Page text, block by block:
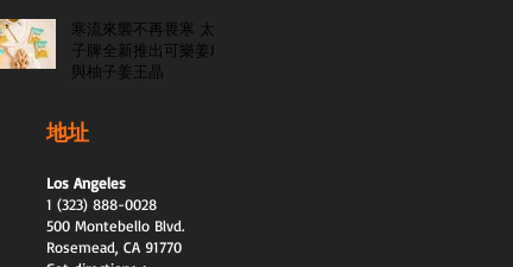
寒流來襲不再畏寒 太
子牌全新推出可樂姜糖
與柚子姜王晶
地址
Los Angeles
1 (323) 888-0028
500 Montebello Blvd.
Rosemead, CA 91770